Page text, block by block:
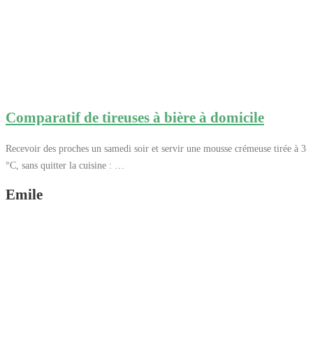
Comparatif de tireuses à bière à domicile
Recevoir des proches un samedi soir et servir une mousse crémeuse tirée à 3
°C, sans quitter la cuisine : …
Emile